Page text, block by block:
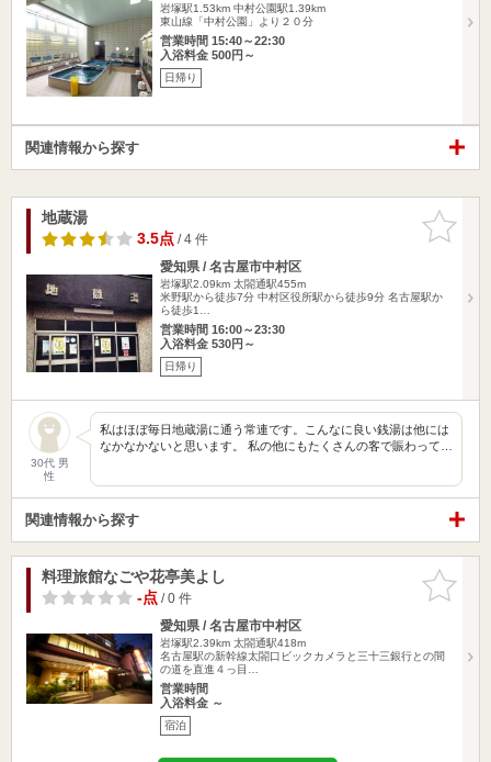
岩塚駅1.53km 中村公園駅1.39km
東山線「中村公園」より２０分
営業時間 15:40～22:30
入浴料金 500円～
日帰り
関連情報から探す
お気に入
りに追加
地蔵湯
3.5点/ 4 件
愛知県 / 名古屋市中村区
岩塚駅2.09km 太閤通駅455m
米野駅から徒歩7分 中村区役所駅から徒歩9分 名古屋駅か
ら徒歩1…
営業時間 16:00～23:30
入浴料金 530円～
日帰り
30代 男
性
私はほぼ毎日地蔵湯に通う常連です。こんなに良い銭湯は他には
なかなかないと思います。 私の他にもたくさんの客で賑わって…
関連情報から探す
お気に入
りに追加
料理旅館なごや花亭美よし
-点/ 0 件
愛知県 / 名古屋市中村区
岩塚駅2.39km 太閤通駅418m
名古屋駅の新幹線太閤口ビックカメラと三十三銀行との間
の道を直進４っ目…
営業時間
入浴料金 ～
宿泊